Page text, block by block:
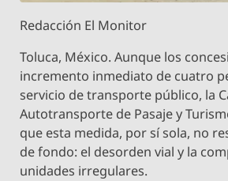
Redacción El Monitor
Toluca, México. Aunque los
incremento inmediato de cuatro
servicio de transporte público, la
Autotransporte de Pasaje y
que esta medida, por sí sola, no
de fondo: el desorden vial y la
unidades irregulares.